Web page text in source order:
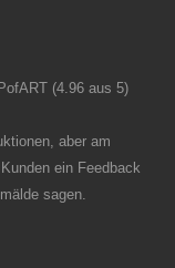
(4.96 aus 5)
aber am
ein Feedback
sagen.